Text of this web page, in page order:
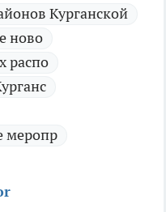
Курганской
ново
распо
меропр